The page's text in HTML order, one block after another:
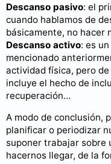
Descanso pasivo: el
cuando hablamos de
básicamente, no hacer
Descanso activo: es
mencionado
actividad física, pero
incluye el hecho de
recuperación…
A modo de conclusión,
planificar o periodizar
suponer trabajar sobre
hacernos llegar, de la